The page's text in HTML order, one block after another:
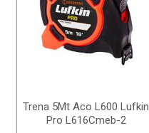
Trena 5Mt Aco L600 Lufkin
Pro L616Cmeb-2